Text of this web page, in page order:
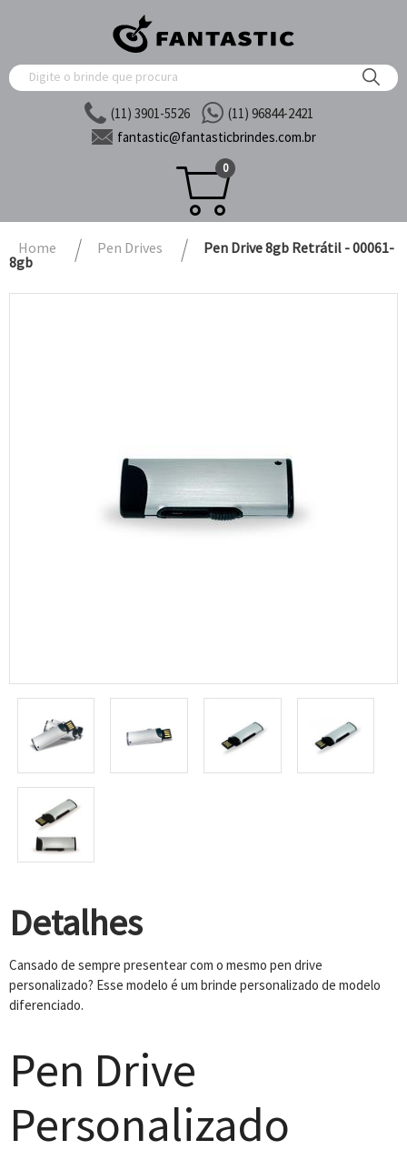
(11) 3901-5526
(11) 96844-2421
fantastic@fantasticbrindes.com.br
0
Home Pen Drives
Pen Drive 8gb Retrátil - 00061-
8gb
Detalhes
Cansado de sempre presentear com o mesmo pen drive
personalizado? Esse modelo é um brinde personalizado de modelo
diferenciado.
Pen Drive
Personalizado